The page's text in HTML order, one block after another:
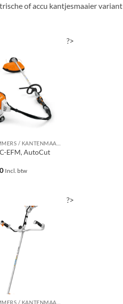
of accu kantjesmaaier variant
EFM, AutoCut
Incl. btw
?>
?>